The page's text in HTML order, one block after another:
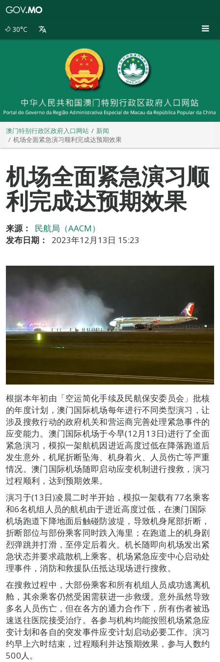
30°C
澳门特别行政区政府入口网站
新闻
机场全面紧急演习顺利完成达预期效果
机场全面紧急演习顺
利完成达预期效果
来源：
民航局（AACM）
发布日期：
2023年12月13日 15:23
根据本年初由「空运简化手续及民航保安委员会」批核
的年度计划，澳门国际机场每年进行不同类型演习，让
涉及搜救行动的政府机关和营运商完善处理紧急事件的
应变能力。澳门国际机场于今早(12月13日)进行了全面
紧急演习，模拟一架航机因进近高度过低在降落跑道后
发生意外，机尾折断坠海、机身着火、人员伤亡等严重
情况。澳门国际机场随即启动应变机制进行搜救，演习
过程顺利，达到预期效果。
演习于(13日)凌晨二时半开始，模拟一架载有77名乘客
和6名机组人员的航机由于进近高度过低，在澳门国际
机场跑道下降地面后触碰防波堤，导致机身尾部折断，
折断部位与部份乘客同时跌入海里；在跑道上的机身剧
烈弹跳并打滑，至停定后着火。机长随即向机场发出紧
急状态并要求疏散机上乘客。机场紧急应变中心启动处
理事件，消防和救援队伍抵达现场进行搜救。
在搜救过程中，大部份乘客和所有机组人员成功逃离机
舱，其余乘客仍然受困需获进一步救缓。意外虽然导致
多名人员伤亡，但在各方的通力合作下，所有伤者被迅
速送往医院接受治疗。各参与机构均能按照机场紧急应
变计划和各自的突发事件应变计划启动必要工作。演习
约早上六时结束，过程顺利并达预期效果，参与人数约
500人。